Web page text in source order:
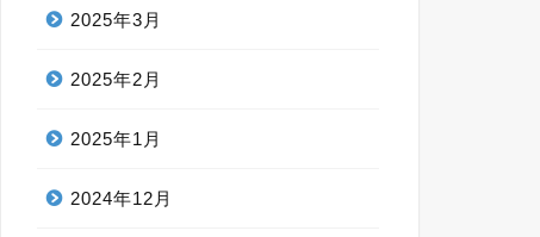
2025年3月
2025年2月
2025年1月
2024年12月